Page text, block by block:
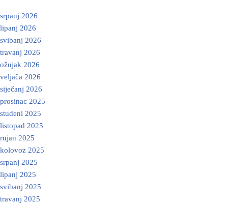
srpanj 2026
lipanj 2026
svibanj 2026
travanj 2026
ožujak 2026
veljača 2026
siječanj 2026
prosinac 2025
studeni 2025
listopad 2025
rujan 2025
kolovoz 2025
srpanj 2025
lipanj 2025
svibanj 2025
travanj 2025